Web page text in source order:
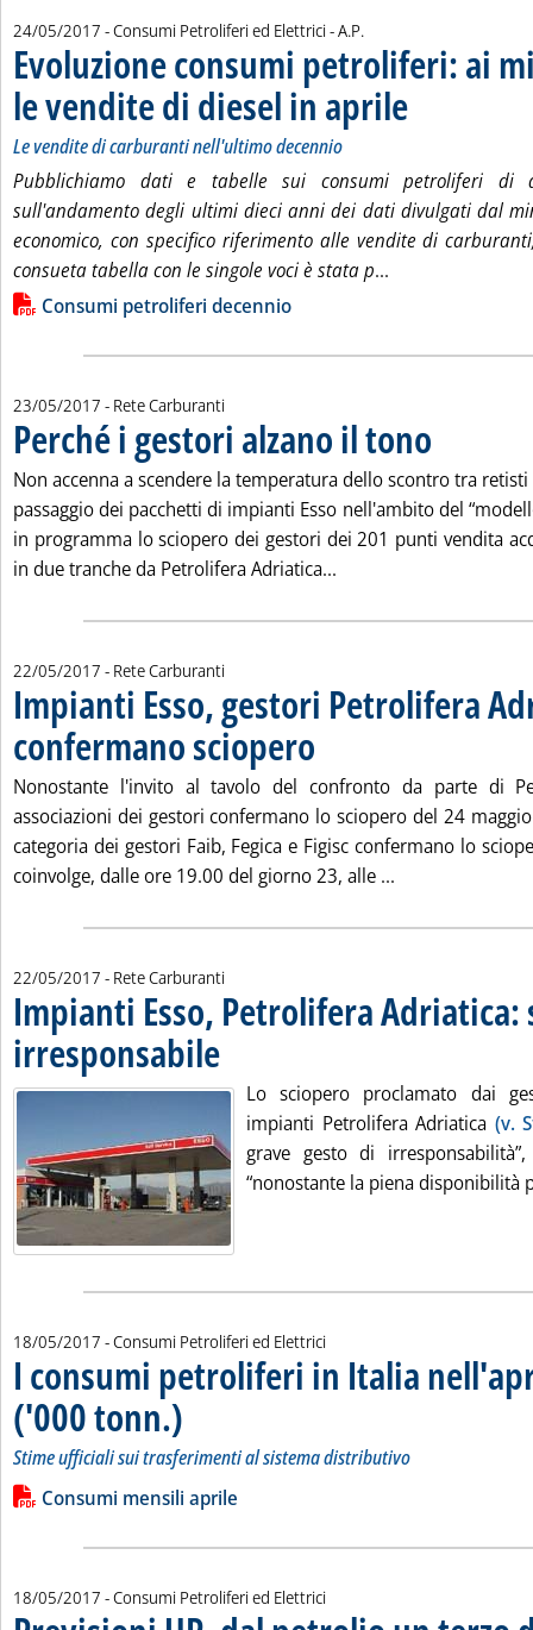
24/05/2017 - Consumi Petroliferi ed Elettrici -di:
A.P.
Evoluzione consumi petroliferi: ai
le vendite di diesel in aprile
Le vendite di carburanti nell'ultimo decennio
Pubblichiamo dati e tabelle sui consumi petroliferi di
sull'andamento degli ultimi dieci anni dei dati divulgati dal
economico, con specifico riferimento alle vendite di
consueta tabella con le singole voci è stata p...
Lista allegati PDF alla notizia
Consumi petroliferi decennio
23/05/2017 - Rete Carburanti
Perché i gestori alzano il tono
Non accenna a scendere la temperatura dello scontro tra retisti
passaggio dei pacchetti di impianti Esso nell'ambito del
in programma lo sciopero dei gestori dei 201 punti vendita
in due tranche da Petrolifera Adriatica...
22/05/2017 - Rete Carburanti
Impianti Esso, gestori Petrolifera
confermano sciopero
Nonostante l'invito al tavolo del confronto da parte di
associazioni dei gestori confermano lo sciopero del 24
categoria dei gestori Faib, Fegica e Figisc confermano lo
coinvolge, dalle ore 19.00 del giorno 23, alle ...
22/05/2017 - Rete Carburanti
Impianti Esso, Petrolifera Adriatica:
irresponsabile
Lo sciopero proclamato dai
impianti Petrolifera Adriatica (v.
grave gesto di
“nonostante la piena disponibilità
18/05/2017 - Consumi Petroliferi ed Elettrici
I consumi petroliferi in Italia
('000 tonn.) . Sottotitolo: Stime ufficiali sui trasferimenti al sistema
Stime ufficiali sui trasferimenti al sistema distributivo
Leggi tutta la notizia: 'I consumi petroliferi in Italia
Lista allegati PDF alla notizia
Consumi mensili aprile
18/05/2017 - Consumi Petroliferi ed Elettrici